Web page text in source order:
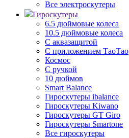
Все электроскутеры
Гироскутеры
6.5 дюймовые колеса
10.5 дюймовые колеса
С аквазащитой
С приложением ТаоТао
Космос
С ручкой
10 дюймов
Smart Balance
Гироскутеры ibalance
Гироскутеры Kiwano
Гироскутеры GT Giro
Гироскутеры Smartone
Все гироскутеры